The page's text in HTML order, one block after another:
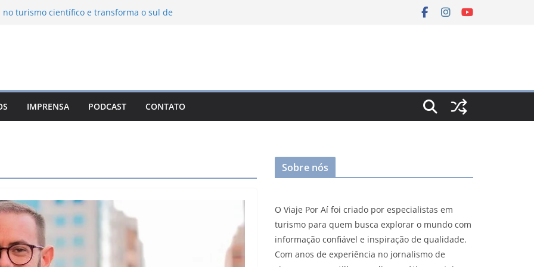
turismo científico e transforma o sul de
Campos do Jordão
León: o Pueblo Mágico com ruas
e turismo à beira da represa
IMPRENSA PODCAST CONTATO
Sobre nós
O Viaje Por Aí foi criado por especialistas em
turismo para quem busca explorar o mundo com
informação confiável e inspiração de qualidade.
Com anos de experiência no jornalismo de